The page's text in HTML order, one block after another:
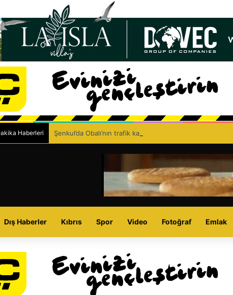
Haberleri Şenkul’da Obalı’nın trafik kazasında hayatını
Dış Haberler Kıbrıs Spor Video Fotoğraf Emlak